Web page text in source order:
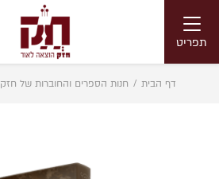
Toggle
navigationתפריט
דף הבית / חנות הספרים והחוברות של חזק